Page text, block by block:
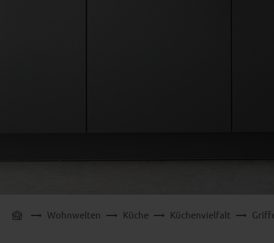
Wohnwelten Küche Küchenvielfalt